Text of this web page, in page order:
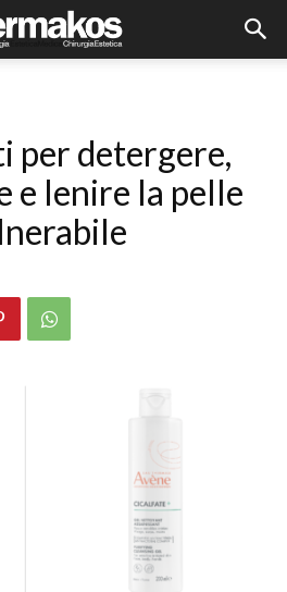
per detergere,
lenire la pelle